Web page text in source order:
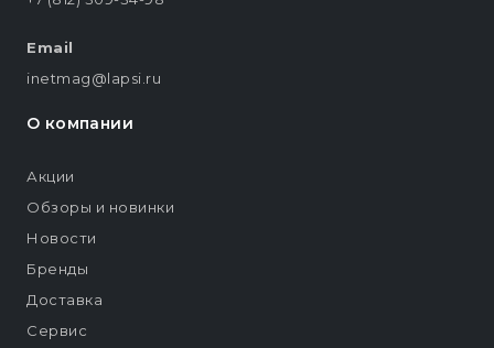
Email
inetmag@lapsi.ru
О компании
Акции
Обзоры и новинки
Новости
Бренды
Доставка
Сервис